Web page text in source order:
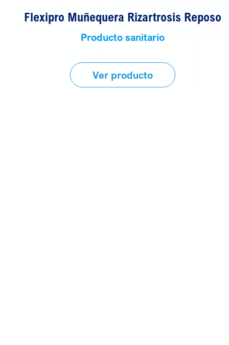
Flexipro Muñequera Rizartrosis Reposo
Producto sanitario
Ver producto